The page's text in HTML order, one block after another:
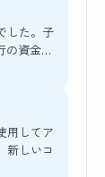
した。子
の資金…
用してア
新しいコ